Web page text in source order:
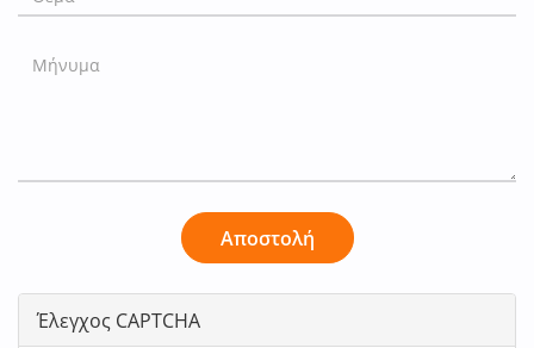
Αποστολή
Έλεγχος CAPTCHA